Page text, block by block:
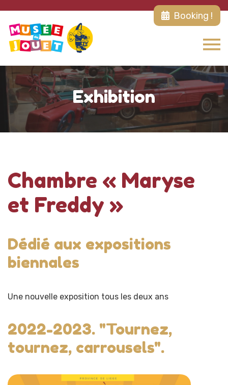
Booking !
Exhibition
Chambre « Maryse
et Freddy »
Dédié aux expositions
biennales
Une nouvelle exposition tous les deux ans
2022-2023. "Tournez,
tournez, carrousels".